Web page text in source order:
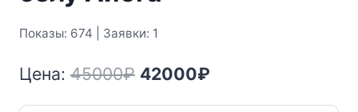
Показы: 674 | Заявки: 1
Цена: 45000₽ Первоначальная
цена
42000₽
цена: